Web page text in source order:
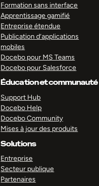
Formation sans interface
Apprentissage gamifié
Entreprise étendue
Publication d’applications
mobiles
Docebo pour MS Teams
Docebo pour Salesforce
Éducation et communauté
Support Hub
Docebo Help
Docebo Community
Mises à jour des produits
Solutions
Entreprise
Secteur publique
Partenaires